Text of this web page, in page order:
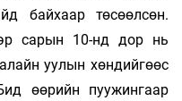
байхаар төсөөлсөн.
сарын 10-нд дор нь
уулын хөндийгөөс
өөрийн пуужингаар